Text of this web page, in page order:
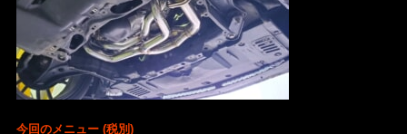
今回のメニュー (税別)